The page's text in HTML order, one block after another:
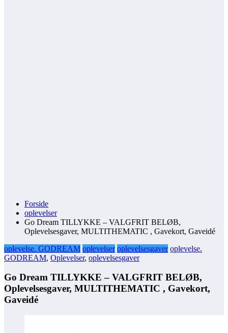
Forside
oplevelser
Go Dream TILLYKKE – VALGFRIT BELØB,
Oplevelsesgaver, MULTITHEMATIC , Gavekort, Gaveidé
oplevelse. GODREAM oplevelser oplevelsesgaver oplevelse.
GODREAM, Oplevelser, oplevelsesgaver
Go Dream TILLYKKE – VALGFRIT BELØB,
Oplevelsesgaver, MULTITHEMATIC , Gavekort,
Gaveidé